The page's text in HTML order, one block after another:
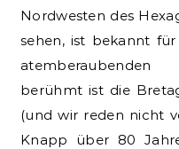
Nordwesten des
sehen, ist bekannt
berühmt ist die
(und wir reden nicht
Knapp über 80